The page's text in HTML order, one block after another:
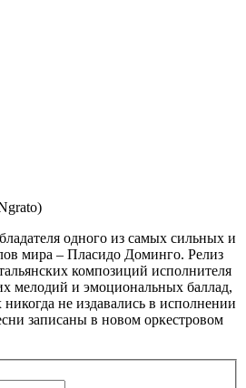
одного из самых сильных и
мира – Пласидо Доминго. Релиз
композиций исполнителя
мелодий и эмоциональных баллад,
не издавались в исполнении
записаны в новом оркестровом